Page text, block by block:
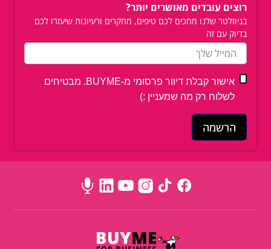
רוצים עובדים מאושרים יותר?
בניוזלטר שלנו מחכים לכם טיפים, מחקרים ורעיונות שיעזרו לכם
בדיוק עם זה
אישור קבלת דיוור פרסומי מ-BUYME. מבטיחים
לשלוח רק מה שמעניין :)